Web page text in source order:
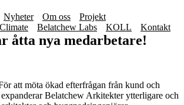
Nyheter Om oss
Projekt
Belatchew Labs KOLL Kontakt
åtta nya medarbetare!
att möta ökad efterfrågan från kund och
Belatchew Arkitekter ytterligare och